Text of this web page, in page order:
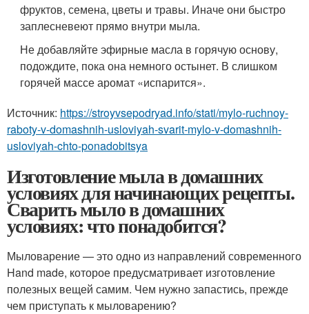
фруктов, семена, цветы и травы. Иначе они быстро
заплесневеют прямо внутри мыла.
Не добавляйте эфирные масла в горячую основу,
подождите, пока она немного остынет. В слишком
горячей массе аромат «испарится».
Источник: https://stroyvsepodryad.info/stati/mylo-ruchnoy-
raboty-v-domashnih-usloviyah-svarit-mylo-v-domashnih-
usloviyah-chto-ponadobitsya
Изготовление мыла в домашних
условиях для начинающих рецепты.
Сварить мыло в домашних
условиях: что понадобится?
Мыловарение — это одно из направлений современного
Hand made, которое предусматривает изготовление
полезных вещей самим. Чем нужно запастись, прежде
чем приступать к мыловарению?